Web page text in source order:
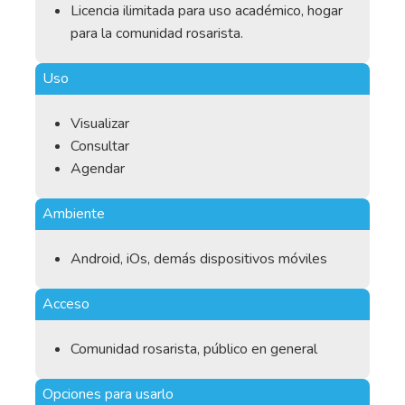
Licencia ilimitada para uso académico, hogar
para la comunidad rosarista.
Uso
Visualizar
Consultar
Agendar
Ambiente
Android, iOs, demás dispositivos móviles
Acceso
Comunidad rosarista, público en general
Opciones para usarlo